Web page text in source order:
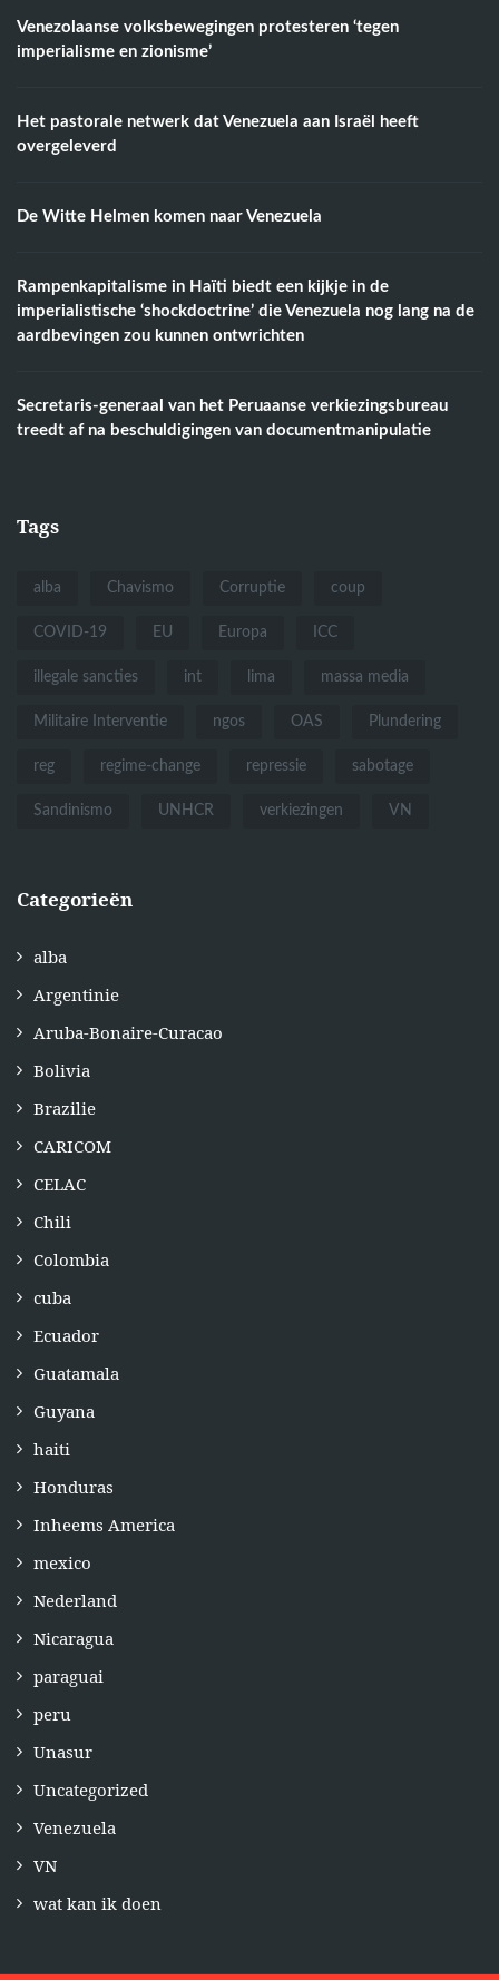
Venezolaanse volksbewegingen protesteren ‘tegen
imperialisme en zionisme’
Het pastorale netwerk dat Venezuela aan Israël heeft
overgeleverd
De Witte Helmen komen naar Venezuela
Rampenkapitalisme in Haïti biedt een kijkje in de
imperialistische ‘shockdoctrine’ die Venezuela nog lang na de
aardbevingen zou kunnen ontwrichten
Secretaris-generaal van het Peruaanse verkiezingsbureau
treedt af na beschuldigingen van documentmanipulatie
Tags
alba Chavismo Corruptie coup
COVID-19 EU Europa ICC
illegale sancties int lima massa media
Militaire Interventie ngos OAS Plundering
reg regime-change repressie sabotage
Sandinismo UNHCR verkiezingen VN
Categorieën
alba
Argentinie
Aruba-Bonaire-Curacao
Bolivia
Brazilie
CARICOM
CELAC
Chili
Colombia
cuba
Ecuador
Guatamala
Guyana
haiti
Honduras
Inheems America
mexico
Nederland
Nicaragua
paraguai
peru
Unasur
Uncategorized
Venezuela
VN
wat kan ik doen